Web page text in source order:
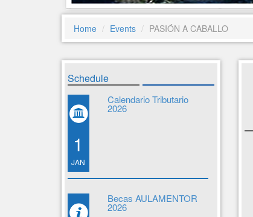
Home Events PASIÓN A CABALLO
Schedule
1
JAN
Calendario Tributario
2026
Becas AULAMENTOR
2026